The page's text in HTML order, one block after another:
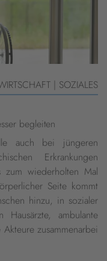
| SOZIALES
begleiten
auch bei jüngeren
Erkrankungen
zum wiederholten Mal
Seite kommt
hinzu, in sozialer
ambulante
zusammenarbei